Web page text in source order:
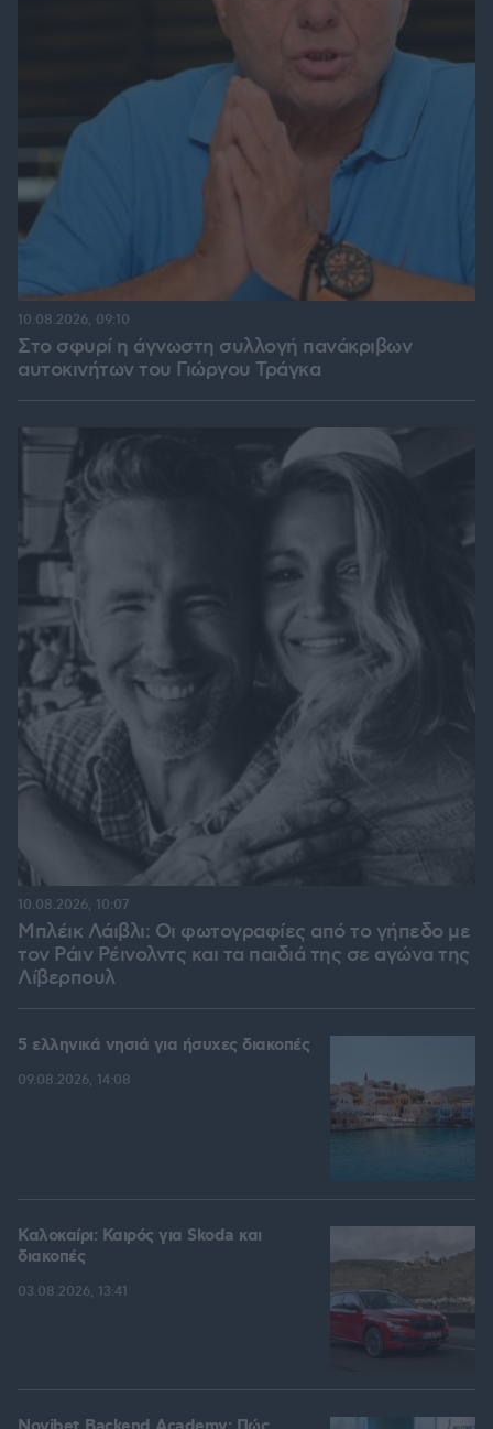
Στο σφυρί η άγνωστη συλλογή πανάκριβων
αυτοκινήτων του Γιώργου Τράγκα
10.08.2026, 09:10
Μπλέικ Λάιβλι: Οι φωτογραφίες από το γήπεδο με
τον Ράιν Ρέινολντς και τα παιδιά της σε αγώνα της
Λίβερπουλ
10.08.2026, 10:07
5 ελληνικά νησιά για ήσυχες διακοπές
09.08.2026, 14:08
Καλοκαίρι: Καιρός για Skoda και
διακοπές
03.08.2026, 13:41